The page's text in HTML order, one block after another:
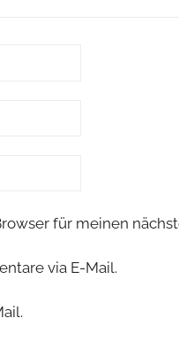
für meinen
via E-Mail.